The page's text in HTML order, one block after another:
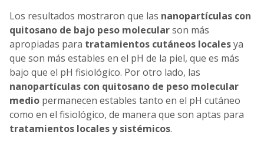
Los resultados mostraron que las nanopartículas con
quitosano de bajo peso molecularson más
apropiadas para tratamientos cutáneos localesya
que son más estables en el pH de la piel, que es más
bajo que el pH fisiológico. Por otro lado, las
nanopartículas con quitosano de peso molecular
medio permanecen estables tanto en el pH cutáneo
como en el fisiológico, de manera que son aptas para
tratamientos locales y sistémicos.